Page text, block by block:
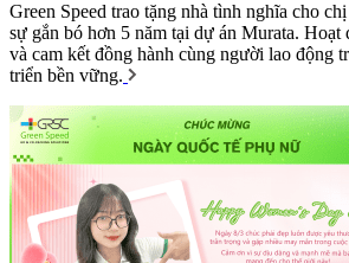
Green Speed trao tặng nhà tình nghĩa cho
sự gắn bó hơn 5 năm tại dự án Murata. Hoạt
và cam kết đồng hành cùng người lao động
triển bền vững.